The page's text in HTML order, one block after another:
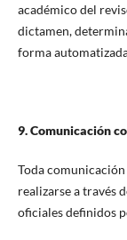
académico del
dictamen,
forma
9. Comunicación
Toda
realizarse a través
oficiales definidos